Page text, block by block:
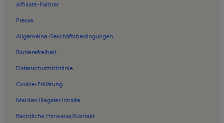
Ferienwohnungen in Wittendörp
Ferienwohnungen in Kölzin
Ferienwohnungen in Wittenburg
Ferienwohnungen in Röggeliner See
Ferienwohnungen in Carlow
Ferienwohnungen in Bobzin
Ferienunterkünfte nahe Groß Brütz Station
Affiliate-Partner
Presse
Allgemeine Geschäftsbedingungen
Barrierefreiheit
Datenschutzrichtlinie
Cookie-Erklärung
Melden illegaler Inhalte
Rechtliche Hinweise/Kontakt